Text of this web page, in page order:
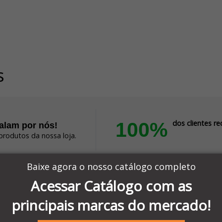
Baixe agora o nosso catálogo completo
Acessar Catálogo com as
principais marcas do mercado!
por nós!
da nossa loja. 100% dos clientes
Compra sem problema.
Altamente recomendado!
Produto:MDM08 - PLUG MINI DIN 8 PINOS MACH